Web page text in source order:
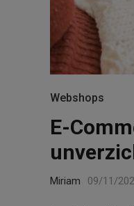
Webshops
E-
Miriam 09/11/